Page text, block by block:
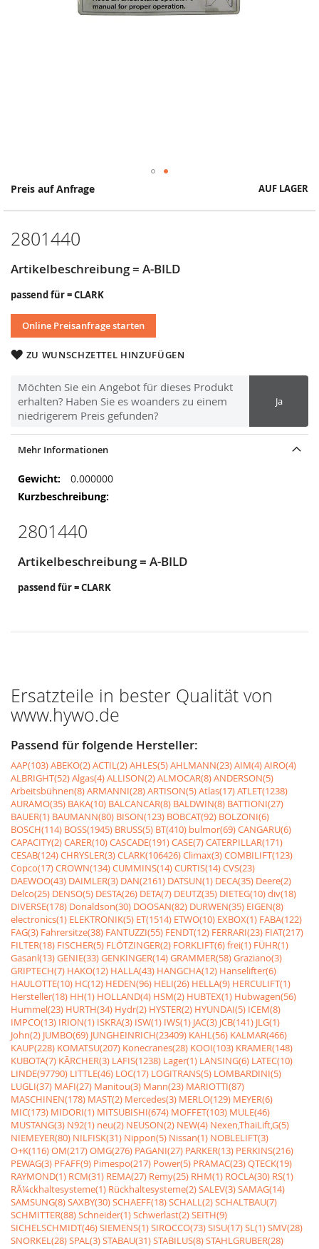
Preis auf Anfrage AUF LAGER
2801440
Artikelbeschreibung = A-BILD
passend für = CLARK
Online Preisanfrage starten
ZU WUNSCHZETTEL HINZUFÜGEN
Möchten Sie ein Angebot für dieses Produkt
erhalten? Haben Sie es woanders zu einem
niedrigerem Preis gefunden?
Ja
Springe
Anfang
Bildergalerie
Mehr Informationen
Mehr
Informationen
0.000000
2801440
Artikelbeschreibung = A-BILD
passend für = CLARK
Ersatzteile in bester Qualität von
www.hywo.de
Passend für folgende Hersteller:
AAP(103)ABEKO(2)ACTIL(2)AHLES(5)AHLMANN(23)AIM(4)AIRO(4)
ALBRIGHT(52)Algas(4)ALLISON(2)ALMOCAR(8)ANDERSON(5)
Arbeitsbühnen(8)ARMANNI(28)ARTISON(5)Atlas(17)ATLET(1238)
AURAMO(35) BAKA(10) BALCANCAR(8) BALDWIN(8) BATTIONI(27)
BAUER(1) BAUMANN(80) BISON(123) BOBCAT(92) BOLZONI(6)
BOSCH(114) BOSS(1945) BRUSS(5) BT(410) bulmor(69)CANGARU(6)
CAPACITY(2)CARER(10)CASCADE(191)CASE(7)CATERPILLAR(171)
CESAB(124)CHRYSLER(3)CLARK(106426)Climax(3)COMBILIFT(123)
Copco(17)CROWN(134)CUMMINS(14)CURTIS(14)CVS(23)
DAEWOO(43) DAIMLER(3) DAN(2161) DATSUN(1) DECA(35) Deere(2)
Delco(25) DENSO(5) DESTA(26) DETA(7) DEUTZ(35) DIETEG(10)div(18)
DIVERSE(178) Donaldson(30) DOOSAN(82) DURWEN(35) EIGEN(8)
electronics(1) ELEKTRONIK(5) ET(1514) ETWO(10) EXBOX(1) FABA(122)
FAG(3) Fahrersitze(38) FANTUZZI(55) FENDT(12) FERRARI(23) FIAT(217)
FILTER(18) FISCHER(5) FLÖTZINGER(2) FORKLIFT(6)frei(1) FÜHR(1)
Gasanl(13)GENIE(33)GENKINGER(14)GRAMMER(58)Graziano(3)
GRIPTECH(7) HAKO(12) HALLA(43) HANGCHA(12) Hanselifter(6)
HAULOTTE(10) HC(12) HEDEN(96) HELI(26) HELLA(9) HERCULIFT(1)
Hersteller(18) HH(1) HOLLAND(4) HSM(2) HUBTEX(1) Hubwagen(56)
Hummel(23) HURTH(34) Hydr(2) HYSTER(2) HYUNDAI(5) ICEM(8)
IMPCO(13) IRION(1) ISKRA(3) ISW(1) IWS(1) JAC(3) JCB(141) JLG(1)
John(2) JUMBO(69) JUNGHEINRICH(23409) KAHL(56) KALMAR(466)
KAUP(228) KOMATSU(207) Konecranes(28) KOOI(103) KRAMER(148)
KUBOTA(7) KÃRCHER(3) LAFIS(1238) Lager(1) LANSING(6) LATEC(10)
LINDE(97790) LITTLE(46) LOC(17) LOGITRANS(5) LOMBARDINI(5)
LUGLI(37) MAFI(27) Manitou(3) Mann(23) MARIOTTI(87)
MASCHINEN(178) MAST(2) Mercedes(3) MERLO(129) MEYER(6)
MIC(173) MIDORI(1) MITSUBISHI(674) MOFFET(103) MULE(46)
MUSTANG(3) N92(1) neu(2) NEUSON(2) NEW(4) Nexen,ThaiLift,G(5)
NIEMEYER(80) NILFISK(31) Nippon(5) Nissan(1) NOBLELIFT(3)
O+K(116)OM(217)OMG(276) PAGANI(27) PARKER(13) PERKINS(216)
PEWAG(3) PFAFF(9) Pimespo(217) Power(5) PRAMAC(23)QTECK(19)
RAYMOND(1) RCM(31) REMA(27) Remy(25) RHM(1) ROCLA(30) RS(1)
RÃ¼ckhaltesysteme(1) Rückhaltesysteme(2)SALEV(3)SAMAG(14)
SAMSUNG(8)SAXBY(30)SCHAEFF(18)SCHALL(2)SCHALTBAU(7)
SCHMITTER(88)Schneider(1)Schwerlast(2)SEITH(9)
SICHELSCHMIDT(46)SIEMENS(1)SIROCCO(73)SISU(17)SL(1)SMV(28)
SNORKEL(28)SPAL(3)STABAU(31)STABILUS(8)STAHLGRUBER(28)